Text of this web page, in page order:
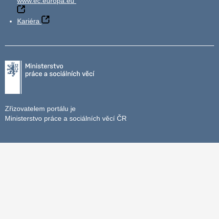
Kariéra
Zřizovatelem portálu je
Ministerstvo práce a sociálních věcí ČR